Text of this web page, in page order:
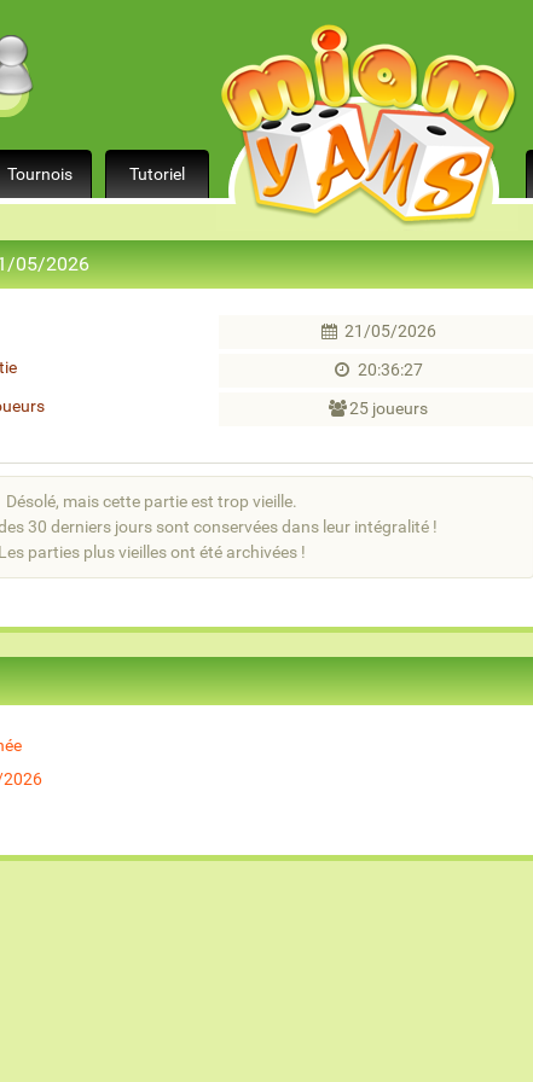
Tournois Tutoriel
05/2026
21/05/2026
20:36:27
25 joueurs
Désolé, mais cette partie est trop vieille.
30 derniers jours sont conservées dans leur intégralité !
Les parties plus vieilles ont été archivées !
2026